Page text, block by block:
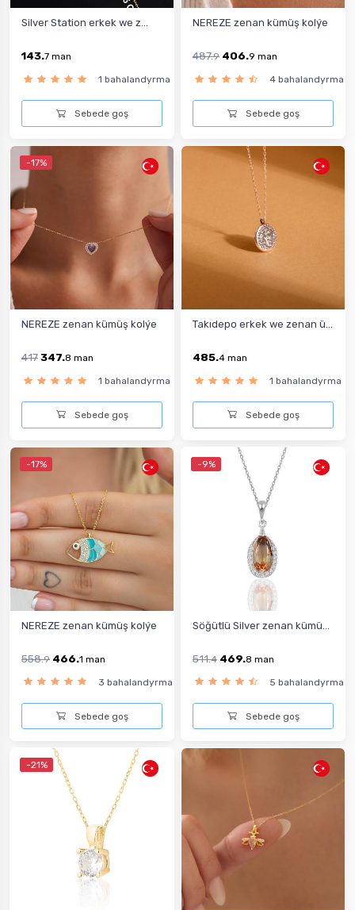
Silver Station erkek we z...
143.7 man
1 bahalandyrma
Sebede goş
NEREZE zenan kümüş kolýe
487.9 406.9 man
4 bahalandyrma
Sebede goş
-17%
NEREZE zenan kümüş kolýe
417347.8 man
1 bahalandyrma
Sebede goş
Takıdepo erkek we zenan ü...
485.4 man
1 bahalandyrma
Sebede goş
-17%
NEREZE zenan kümüş kolýe
558.9 466.1 man
3 bahalandyrma
Sebede goş
-9%
Söğütlü Silver zenan kümü...
511.4 469.8 man
5 bahalandyrma
Sebede goş
-21%